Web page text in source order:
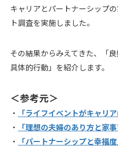
キャリアとパートナーシップ
ト調査を実施しました。
その結果からみえてきた、「
具体的行動」を紹介します。
＜参考元＞
・
「ライフイベントがキャリ
・
「理想の夫婦のあり方と家
・
「パートナーシップと幸福